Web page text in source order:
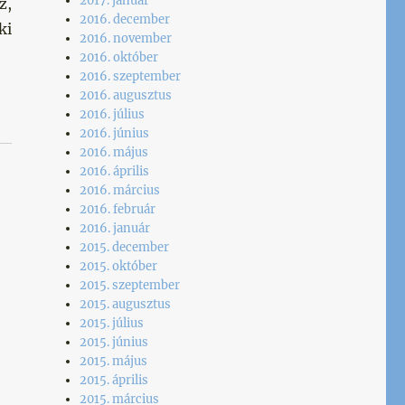
2016. december
2016. november
2016. október
2016. szeptember
2016. augusztus
2016. július
2016. június
2016. május
2016. április
2016. március
2016. február
2016. január
2015. december
2015. október
2015. szeptember
2015. augusztus
2015. július
2015. június
2015. május
2015. április
2015. március